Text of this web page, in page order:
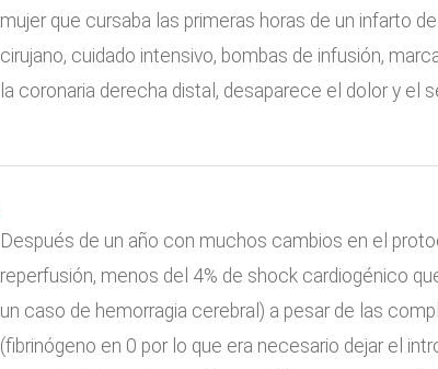
mujer que cursaba las primeras horas de un infarto
cirujano, cuidado intensivo, bombas de infusión,
la coronaria derecha distal, desaparece el dolor y el
Después de un año con muchos cambios en el
reperfusión, menos del 4% de shock cardiogénico
un caso de hemorragia cerebral) a pesar de las
(fibrinógeno en 0 por lo que era necesario dejar el